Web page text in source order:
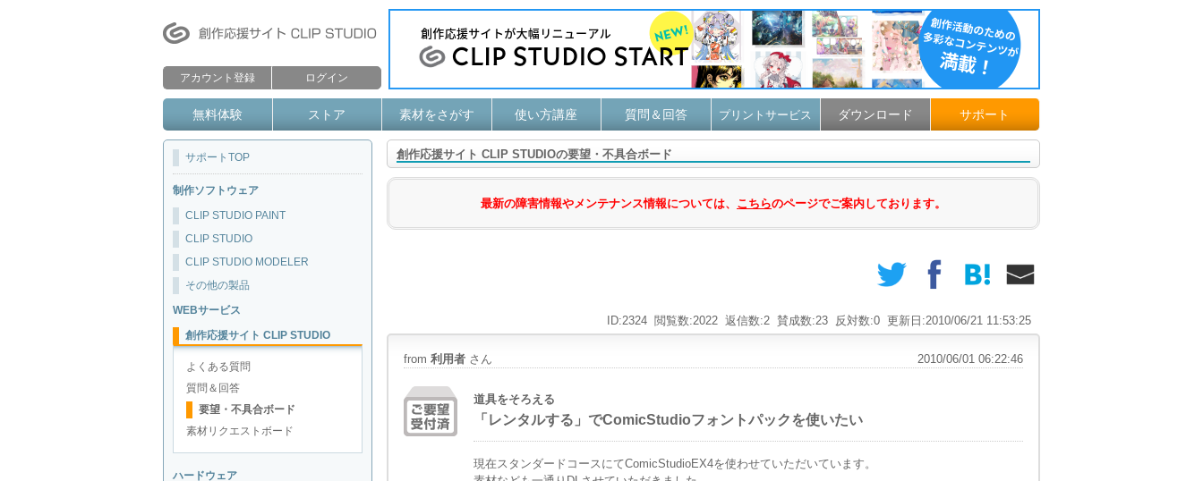
アカウント登録 ログイン
無料体験 ストア 素材をさがす 使い方講座 質問＆回答 プリントサービス ダウンロード サポート
サポートTOP
制作ソフトウェア
CLIP STUDIO PAINT
CLIP STUDIO
CLIP STUDIO MODELER
その他の製品
WEBサービス
創作応援サイト CLIP STUDIO
よくある質問
質問＆回答
要望・不具合ボード
素材リクエストボード
ハードウェア
創作応援サイト CLIP STUDIOの要望・不具合ボード
最新の障害情報やメンテナンス情報については、 こちらのページでご案内しております。
更新日:2010/06/21 11:53:25
反対数:0
賛成数:23
返信数:2
閲覧数:2022
ID:2324
from 利用者 さん 2010/06/01 06:22:46
道具をそろえる
「レンタルする」でComicStudioフォントパックを使いたい
現在スタンダードコースにてComicStudioEX4を使わせていただいています。